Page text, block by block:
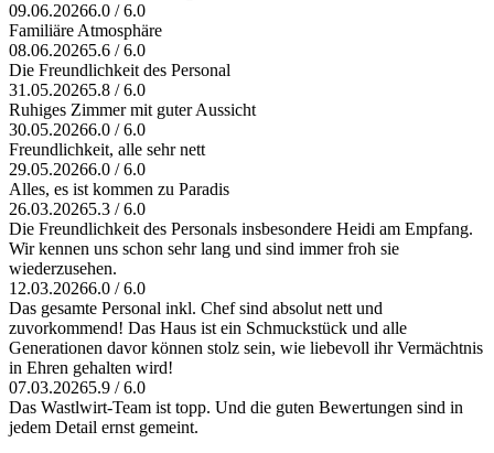
09.06.20266.0 / 6.0
Familiäre Atmosphäre
08.06.20265.6 / 6.0
Die Freundlichkeit des Personal
31.05.20265.8 / 6.0
Ruhiges Zimmer mit guter Aussicht
30.05.20266.0 / 6.0
Freundlichkeit, alle sehr nett
29.05.20266.0 / 6.0
Alles, es ist kommen zu Paradis
26.03.20265.3 / 6.0
Die Freundlichkeit des Personals insbesondere Heidi am Empfang.
Wir kennen uns schon sehr lang und sind immer froh sie
wiederzusehen.
12.03.20266.0 / 6.0
Das gesamte Personal inkl. Chef sind absolut nett und
zuvorkommend! Das Haus ist ein Schmuckstück und alle
Generationen davor können stolz sein, wie liebevoll ihr Vermächtnis
in Ehren gehalten wird!
07.03.20265.9 / 6.0
Das Wastlwirt-Team ist topp. Und die guten Bewertungen sind in
jedem Detail ernst gemeint.